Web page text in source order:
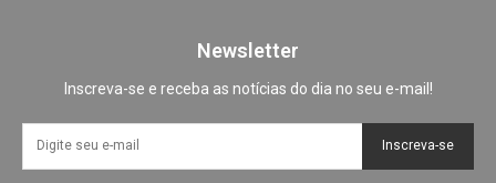
Newsletter
Inscreva-se e receba as notícias do dia no seu e-mail!
Inscreva-se